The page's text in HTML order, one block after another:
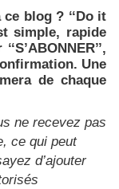
blog ? ‘‘Do it
simple, rapide
Une
de chaque
ne recevez pas
ce qui peut
d’ajouter